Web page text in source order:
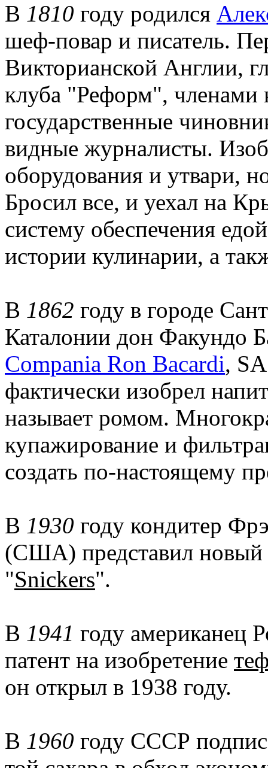
В 1810 году родился
шеф-повар и писатель.
Викторианской Англии,
клуба "Реформ", членами
государственные
видные журналисты.
оборудования и утвари,
Бросил все, и уехал на
систему обеспечения
истории кулинарии, а
В 1862 году в городе
Каталонии дон Факундо
Compania Ron Bacardi,
фактически изобрел
называет ромом.
купажирование и
создать по-настоящему
В 1930 году кондитер
(США) представил новый
"Snickers".
В 1941 году американец
патент на изобретение
он открыл в 1938 году.
В 1960 году СССР